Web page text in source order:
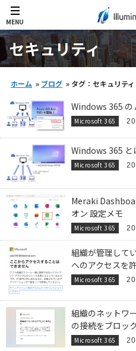
MENU
セキュリティ
ホーム » ブログ » タグ：セキュリティ
Windows 365 の
Microsoft 365
Windows 365 と
Microsoft 365
Meraki
オン 設定メモ
Microsoft 365
組織が管理して
へのアクセスを
Microsoft 365
組織のネットワ
の接続をブロッ
Microsoft 365